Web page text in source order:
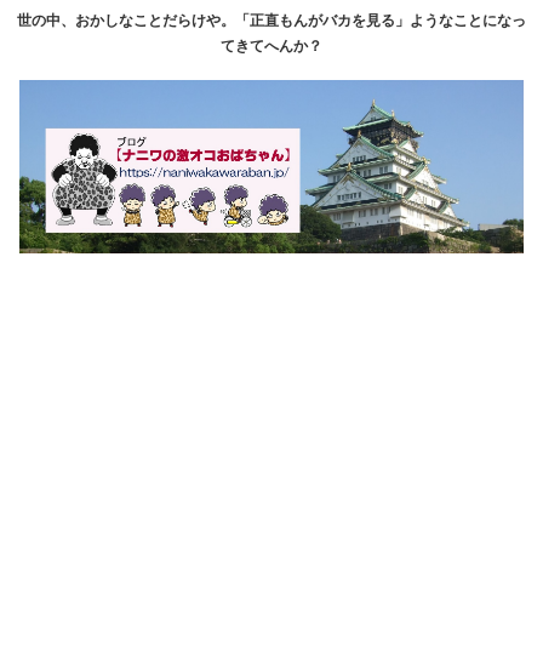
世の中、おかしなことだらけや。「正直もんがバカを見る」ようなことになっ
てきてへんか？